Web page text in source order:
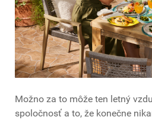
Možno za to môže ten letný
spoločnosť a to, že konečne